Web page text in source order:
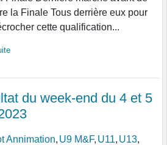
la Finale Tous derrière eux pour
cette qualification...
du week-end du 4 et 5
Annimation U9 M&F U11 U13